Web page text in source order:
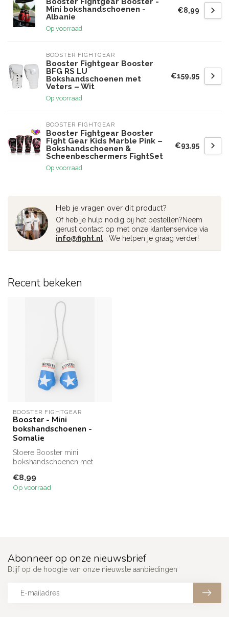
Mini bokshandschoenen -
Albanie
Op voorraad
€8,99
BOOSTER FIGHTGEAR
Booster Fightgear Booster
BFG RS LU
Bokshandschoenen met
Veters – Wit
Op voorraad
€159,95
BOOSTER FIGHTGEAR
Booster Fightgear Booster
Fight Gear Kids Marble Pink –
Bokshandschoenen &
Scheenbeschermers FightSet
Op voorraad
€93,95
Heb je vragen over dit product?
Of heb je hulp nodig bij het bestellen?Neem
gerust contact op met onze klantenservice via
info@fight.nl . We helpen je graag verder!
Recent bekeken
BOOSTER FIGHTGEAR
Booster - Mini
bokshandschoenen -
Somalie
Stoere Booster mini
bokshandschoenen met
Van hoogwaar...
€8,99
Op voorraad
Abonneer op onze nieuwsbrief
Blijf op de hoogte van onze nieuwste aanbiedingen